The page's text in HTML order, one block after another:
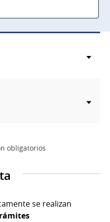
obligatorios
se realizan